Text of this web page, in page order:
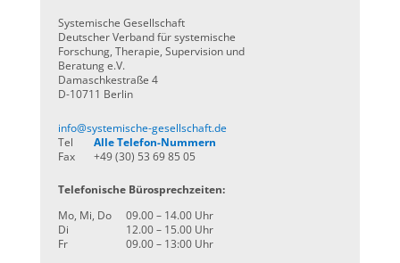
Systemische Gesellschaft
Deutscher Verband für systemische
Forschung, Therapie, Supervision und
Beratung e.V.
Damaschkestraße 4
D-10711 Berlin
info@systemische-gesellschaft.de
Tel
Alle Telefon-Nummern
Fax
+49 (30) 53 69 85 05
Telefonische Bürosprechzeiten:
Mo, Mi, Do
09.00 – 14.00 Uhr
Di
12.00 – 15.00 Uhr
Fr
09.00 – 13:00 Uhr